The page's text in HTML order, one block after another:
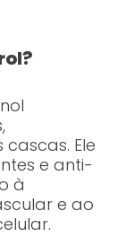
Ele
e anti-
à
e ao